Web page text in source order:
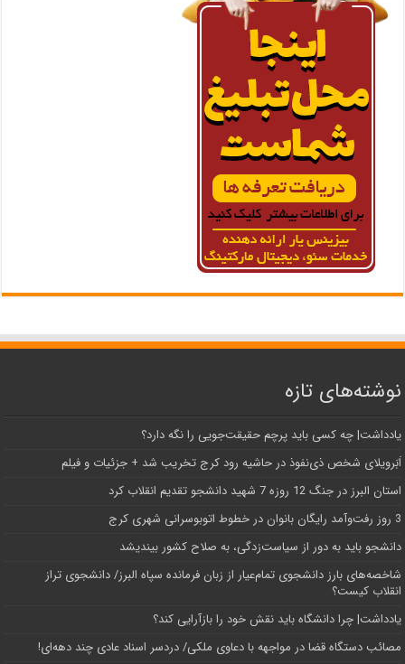
نوشته‌های تازه
یادداشت| ‌چه کسی باید پرچم حقیقت‌جویی را نگه دارد؟
اَبَر‌ویلای شخص ذی‌نفوذ در حاشیه‌ رود کرج تخریب شد + جزئیات و فیلم
استان البرز در جنگ 12 روزه 7 شهید دانشجو تقدیم انقلاب کرد
3 روز رفت‌وآمد رایگان بانوان در خطوط اتوبوسرانی شهری کرج
دانشجو باید به دور از سیاست‌زدگی، به صلاح کشور بیندیشد
شاخصه‌های بارز دانشجوی تمام‌عیار از زبان فرمانده سپاه البرز/ دانشجوی تراز
انقلاب کیست؟
یادداشت| چرا دانشگاه باید نقش خود را بازآرایی کند؟
مصائب دستگاه قضا در مواجهه با دعاوی ملکی/ دردسر اسناد عادی چند‌ دهه‌ای!